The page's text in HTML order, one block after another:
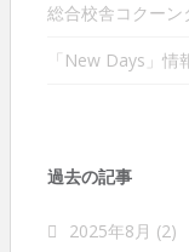
総合校舎コクー
「New Days」情
過去の記事
2025年8月 (2)